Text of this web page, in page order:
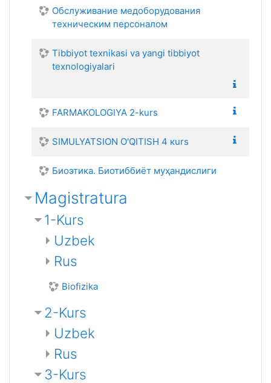
Обслуживание медоборудования
техническим персоналом
Tibbiyot texnikasi va yangi tibbiyot
texnologiyalari
FARMAKOLOGIYA 2-kurs
SIMULYATSION O'QITISH 4 кurs
Биоэтика. Биотиббиёт муҳандислиги
Magistratura
1-Kurs
Uzbek
Rus
Biofizika
2-Kurs
Uzbek
Rus
3-Kurs